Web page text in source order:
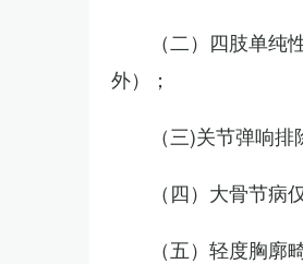
（二）四肢单
外）；
（三)关节弹响
（四）大骨节
（五）轻度胸廓